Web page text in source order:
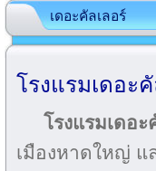
เดอะคัลเลอร์
โรงแรมเดอะ
โรงแรมเดอะ
เมืองหาดใหญ่ แ